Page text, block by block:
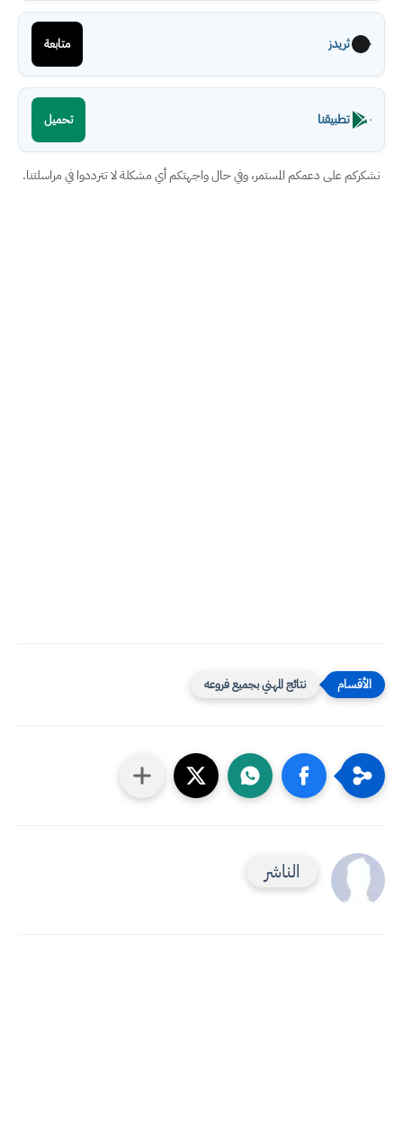
ثريدز متابعة
تطبيقنا تحميل
نشكركم على دعمكم المستمر، وفي حال واجهتكم أي مشكلة لا تترددوا في مراسلتنا.
نتائج المهني بجميع فروعه
الناشر